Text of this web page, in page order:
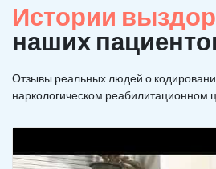
Истории
наших
Отзывы реальных людей о
наркологическом реабилитационном